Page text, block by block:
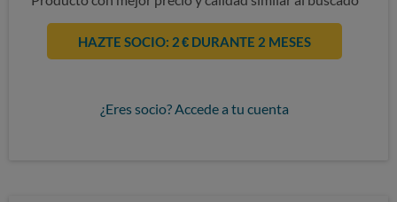
HAZTE SOCIO: 2 € DURANTE 2 MESES
¿Eres socio? Accede a tu cuenta